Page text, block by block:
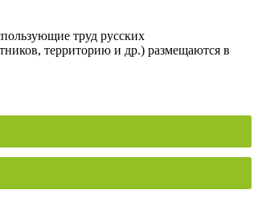
труд русских
территорию и др.) размещаются в